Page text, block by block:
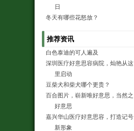
日
冬天有哪些花怒放？
推荐资讯
白色泰迪的可人遍及
深圳医疗好意思容病院，灿艳从这
里启动
豆柴犬和柴犬哪个更贵？
百合图片，崭新唯好意思，当然之
好意思
嘉兴华山医疗好意思容，打造记号
新形象